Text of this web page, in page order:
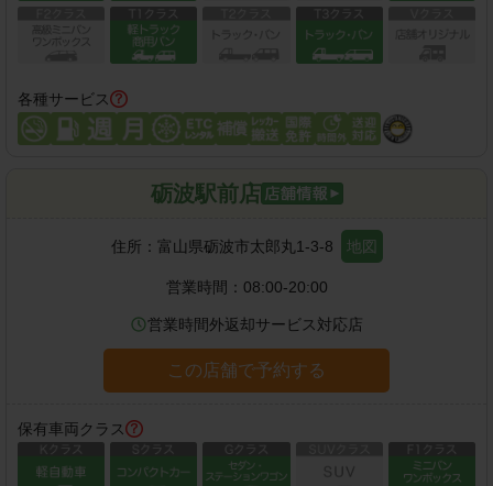
各種サービス
砺波駅前店
住所： 富山県砺波市太郎丸1-3-8 地図
営業時間： 08:00-20:00
営業時間外返却サービス対応店
この店舗で予約する
保有車両クラス